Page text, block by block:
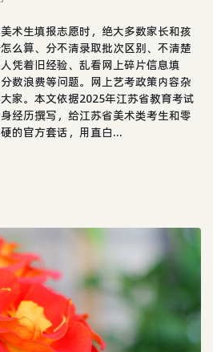
术生填报志愿时，绝大多数家长和孩
么算、分不清录取批次区别、不清楚
凭着旧经验、乱看网上碎片信息填
数浪费等问题。网上艺考政策内容杂
家。本文依据2025年江苏省教育考试
经历撰写，给江苏省美术类考生和零
的官方套话，用直白...